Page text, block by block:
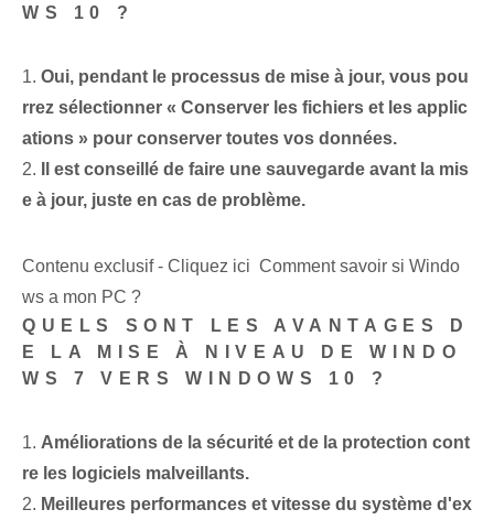
WS 10 ?
1.⁢ Oui, pendant le processus de mise à jour, vous pou
rrez sélectionner « Conserver les fichiers et les applic
ations » pour conserver toutes vos données.
2.
Il est conseillé de faire une sauvegarde avant la mis
e à jour, juste en cas de problème.
Contenu exclusif - Cliquez ici Comment savoir si Windo
ws a mon PC ?
QUELS SONT LES AVANTAGES D
E LA MISE À NIVEAU DE WINDO
WS 7 VERS WINDOWS 10 ?
1. Améliorations de la sécurité et de la protection cont
re les logiciels malveillants.
2. Meilleures performances et vitesse du système d'ex